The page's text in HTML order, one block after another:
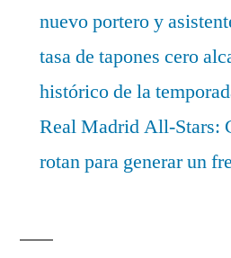
nuevo portero y
tasa de tapones cero
histórico de la
Real Madrid All-Stars:
rotan para generar un